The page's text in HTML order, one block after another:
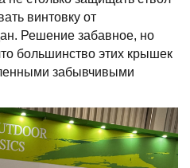
винтовку от
Решение забавное, но
большинство этих крышек
забывчивыми